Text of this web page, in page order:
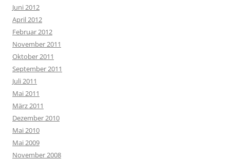
Juni 2012
April 2012
Februar 2012
November 2011
Oktober 2011
September 2011
Juli 2011
Mai 2011
März 2011
Dezember 2010
Mai 2010
Mai 2009
November 2008